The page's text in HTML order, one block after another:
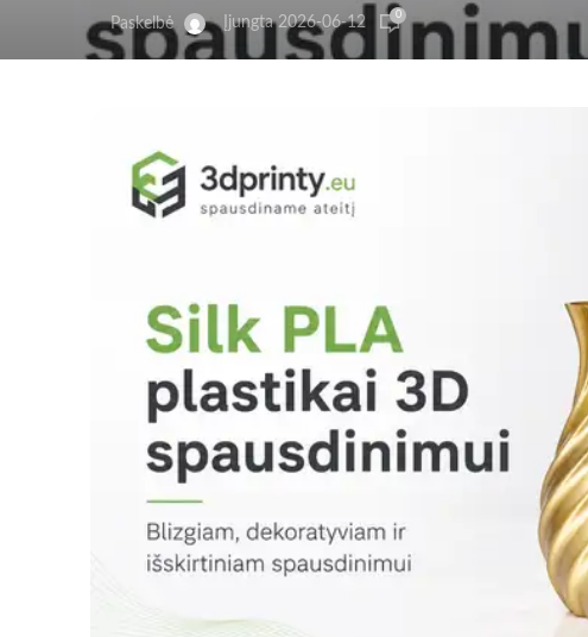
Paskelbė Įjungta 2026-06-12 0